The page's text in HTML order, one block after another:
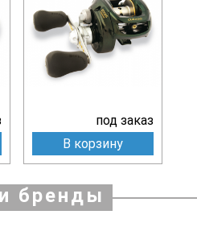
под заказ
В корзину
бренды